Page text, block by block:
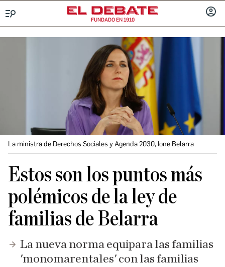
FUNDADO EN 1910
La ministra de Derechos Sociales y Agenda 2030, Ione Belarra
Estos son los puntos más
polémicos de la ley de
familias de Belarra
La nueva norma equipara las familias
'monomarentales' con las familias